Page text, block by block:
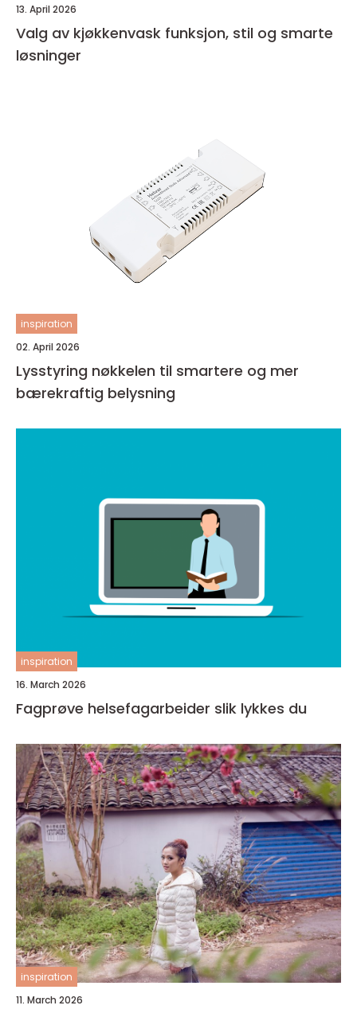
13. April 2026
Valg av kjøkkenvask funksjon, stil og smarte
løsninger
inspiration
02. April 2026
Lysstyring nøkkelen til smartere og mer
bærekraftig belysning
inspiration
16. March 2026
Fagprøve helsefagarbeider slik lykkes du
inspiration
11. March 2026